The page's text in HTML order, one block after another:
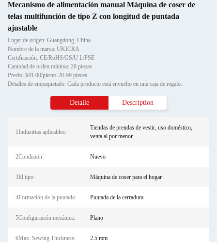
Mecanismo de alimentación manual Máquina de coser de
telas multifunción de tipo Z con longitud de puntada
ajustable
Lugar de origen: Guangdong, China
Nombre de la marca: UKICRA
Certificación: CE/RoHS/GS/U L/PSE
Cantidad de orden mínima: 20 piezas
Precio: $41.00/pieces 20-99 pieces
Detalles de empaquetado: Cada producto está envuelto en una caja de regalo.
Detalle Description
1Industrias aplicables:
Tiendas de prendas de vestir, uso doméstico,
venta al por menor
2Condición: Nuevo
3El tipo: Máquina de coser para el hogar
4Formación de la puntada: Puntada de la cerradura
5Configuración mecánica: Plano
6Max. Sewing Thickness: 2.5 mm